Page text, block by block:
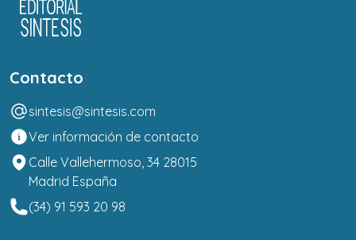
Contacto
sintesis@sintesis.com
Ver información de contacto
Calle Vallehermoso, 34 28015
Madrid España
(34) 91 593 20 98